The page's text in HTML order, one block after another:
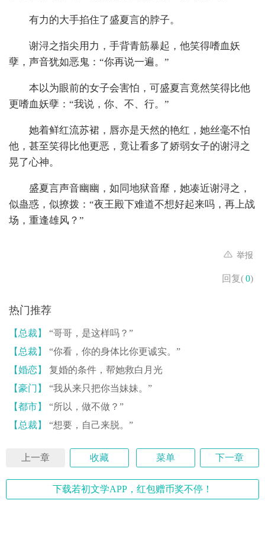
有力的大手掐住了盛夏言的脖子。
谢浔之指尖用力，手背青筋暴起，他笑得嗜血妖
孽，声音犹如恶鬼：“你再说一遍。”
本以为眼前的女子会害怕，可盛夏言竟然笑得比他
更嗜血妖孽：“我说，你、不、行。”
她着鲜红流苏裙，唇亦是天然的艳红，她丝毫不怕
他，甚至笑得比他更恶，竟让看多了娇弱女子的谢浔之
晃了心神。
盛夏言声音幽幽，如同地狱音靡，她凑近谢浔之，
似蛊惑，似撩拨：“夜王殿下难道不想好起来吗，再上战
场，重逢雄风？”
举报
回复(0)
热门推荐
【总裁】
“哥哥，是这样吗？”
【总裁】
“你看，你的身体比你更诚实。”
【婚恋】
复婚的条件，帮她救白月光
【豪门】
“我从来只把你当妹妹。”
【都市】
“所以，做不做？”
【总裁】
“想要，自己来脱。”
上一章 收藏 菜单 下一章
下载若初文学APP，红包赠币奖不停！